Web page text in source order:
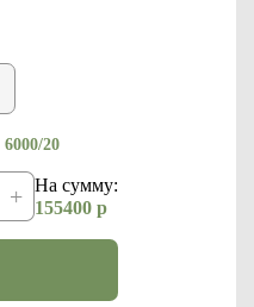
6000/20
+
На сумму:
155400 р